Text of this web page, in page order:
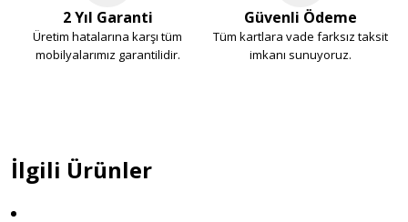
2 Yıl Garanti
Üretim hatalarına karşı tüm
mobilyalarımız garantilidir.
Güvenli Ödeme
Tüm kartlara vade farksız taksit
imkanı sunuyoruz.
İlgili Ürünler